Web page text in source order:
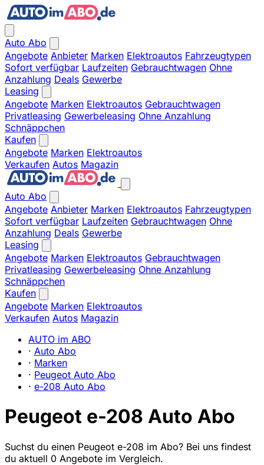
Auto Abo
Angebote Anbieter Marken Elektroautos Fahrzeugtypen
Sofort verfügbar Laufzeiten Gebrauchtwagen Ohne
Anzahlung Deals Gewerbe
Leasing
Angebote Marken Elektroautos Gebrauchtwagen
Privatleasing Gewerbeleasing Ohne Anzahlung
Schnäppchen
Kaufen
Angebote Marken Elektroautos
Verkaufen Autos Magazin
Auto Abo
Angebote Anbieter Marken Elektroautos Fahrzeugtypen
Sofort verfügbar Laufzeiten Gebrauchtwagen Ohne
Anzahlung Deals Gewerbe
Leasing
Angebote Marken Elektroautos Gebrauchtwagen
Privatleasing Gewerbeleasing Ohne Anzahlung
Schnäppchen
Kaufen
Angebote Marken Elektroautos
Verkaufen Autos Magazin
AUTO im ABO
· Auto Abo
· Marken
· Peugeot Auto Abo
· e-208 Auto Abo
Peugeot e-208 Auto Abo
Suchst du einen Peugeot e-208 im Abo? Bei uns findest
du aktuell 0 Angebote im Vergleich.